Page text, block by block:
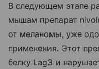
В следующем этапе
мышам препарат
от меланомы, уже
применения. Этот
белку Lag3 и